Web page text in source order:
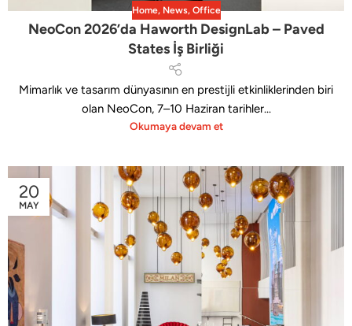
Home, News, Office
NeoCon 2026’da Haworth DesignLab – Paved
States İş Birliği
Mimarlık ve tasarım dünyasının en prestijli etkinliklerinden biri
olan NeoCon, 7–10 Haziran tarihler...
Okumaya devam et
20
MAY